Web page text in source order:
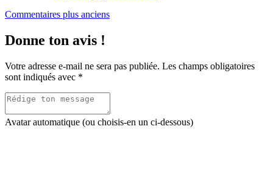
Navigation
dans
les
commentaires
Commentaires plus anciens
Donne ton avis !
Votre adresse e-mail ne sera pas publiée. Les champs obligatoires
sont indiqués avec *
Avatar automatique (ou choisis-en un ci-dessous)